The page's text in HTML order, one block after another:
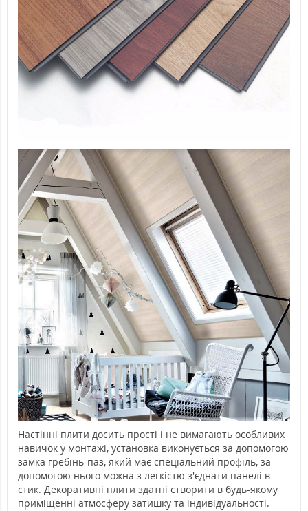
Настінні плити досить прості і не вимагають особливих
навичок у монтажі, установка виконується за допомогою
замка гребінь-паз, який має спеціальний профіль, за
допомогою нього можна з легкістю з'єднати панелі в
стик. Декоративні плити здатні створити в будь-якому
приміщенні атмосферу затишку та індивідуальності.